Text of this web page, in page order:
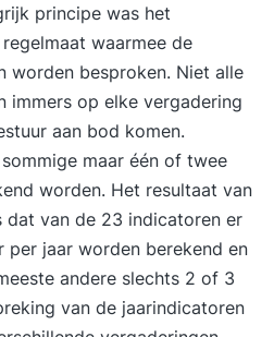
je in de
uitvoert en waar de focus
Je rondt de
eindevaluatie
tot het Online
de eerste trainingsdag
YEARTH Online Learning
artikelen,
het geleerde direct toe
en wanneer het jou
app, je tablet of
principe was het
waarmee de
worden besproken. Niet alle
immers op elke vergadering
aan bod komen.
maar één of twee
worden. Het resultaat van
dat van de 23 indicatoren er
per jaar worden berekend en
andere slechts 2 of 3
van de jaarindicatoren